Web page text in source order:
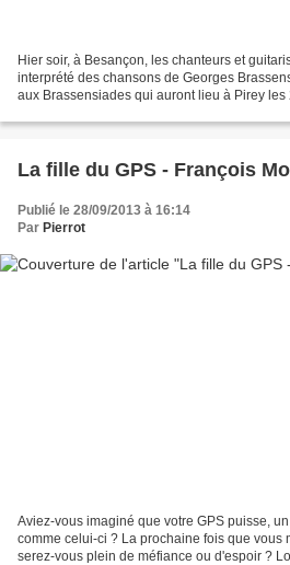
Hier soir, à Besançon, les chanteurs et
interprété des chansons de Georges
aux Brassensiades qui auront lieu à Pirey les
La fille du GPS - François
Publié le 28/09/2013 à 16:14
Par Pierrot
Aviez-vous imaginé que votre GPS puisse,
comme celui-ci ? La prochaine fois que vous
serez-vous plein de méfiance ou d'espoir ?